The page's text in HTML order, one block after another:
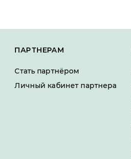
ПАРТНЕРАМ
Стать партнёром
Личный кабинет партнера